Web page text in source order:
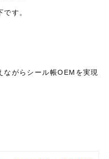
す。
ながらシール帳OEMを実現